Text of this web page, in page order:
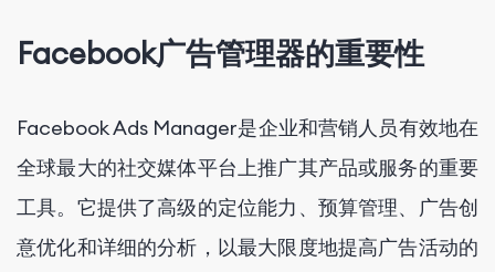
Facebook广告管理器的重要性
Facebook Ads Manager是企业和营销人员有效地在
全球最大的社交媒体平台上推广其产品或服务的重要
工具。它提供了高级的定位能力、预算管理、广告创
意优化和详细的分析，以最大限度地提高广告活动的